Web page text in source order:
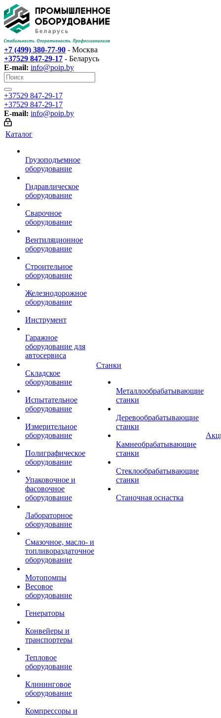
+7 (499) 380-77-90 - Москва
+37529 847-29-17‬ - Беларусь
E-mail: info@poip.by
+37529 847-29-17‬
+37529 847-29-17‬
E-mail: info@poip.by
Каталог
Грузоподъемное
оборудование
Гидравлическое
оборудование
Сварочное
оборудование
Вентиляционное
оборудование
Строительное
оборудование
Железнодорожное
оборудование
Инструмент
Гаражное
оборудование для
автосервиса
Складское
оборудование
Испытательное
оборудование
Измерительное
оборудование
Полиграфическое
оборудование
Упаковочное и
фасовочное
оборудование
Лабораторное
оборудование
Смазочное, масло- и
топливораздаточное
оборудование
Мотопомпы
Весовое
оборудование
Генераторы
Конвейеры и
транспортеры
Тепловое
оборудование
Клининговое
оборудование
Компрессоры и
Станки
Металлообрабатывающие
станки
Деревообрабатывающие
станки
Камнеобрабатывающие
станки
Стеклообрабатывающие
станки
Станочная оснастка